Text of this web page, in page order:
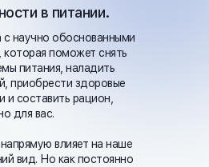
с научно обоснованными
поможет снять
питания, наладить
приобрести здоровые
и составить рацион,
для вас.
влияет на наше
вид. Но как постоянно
в питании.